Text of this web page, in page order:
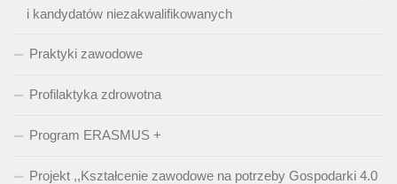
i kandydatów niezakwalifikowanych
Praktyki zawodowe
Profilaktyka zdrowotna
Program ERASMUS +
Projekt ,,Kształcenie zawodowe na potrzeby Gospodarki 4.0